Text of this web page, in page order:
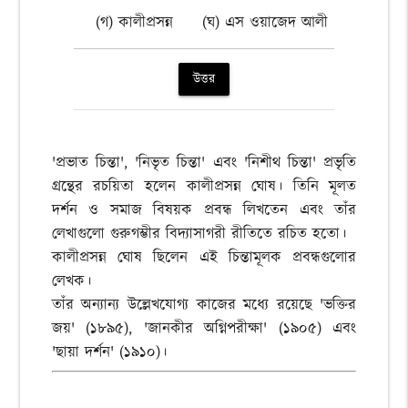
(গ) কালীপ্রসন্ন (ঘ) এস ওয়াজেদ আলী
উত্তর
'প্রভাত চিন্তা', 'নিভৃত চিন্তা' এবং 'নিশীথ চিন্তা' প্রভৃতি
গ্রন্থের রচয়িতা হলেন কালীপ্রসন্ন ঘোষ। তিনি মূলত
দর্শন ও সমাজ বিষয়ক প্রবন্ধ লিখতেন এবং তাঁর
লেখাগুলো গুরুগম্ভীর বিদ্যাসাগরী রীতিতে রচিত হতো।
কালীপ্রসন্ন ঘোষ ছিলেন এই চিন্তামূলক প্রবন্ধগুলোর
লেখক।
তাঁর অন্যান্য উল্লেখযোগ্য কাজের মধ্যে রয়েছে 'ভক্তির
জয়' (১৮৯৫), 'জানকীর অগ্নিপরীক্ষা' (১৯০৫) এবং
'ছায়া দর্শন' (১৯১০)।